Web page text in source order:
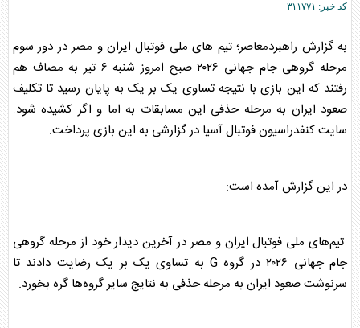
کد خبر: ۳۱۱۷۷۱
به گزارش راهبردمعاصر؛ تیم های ملی فوتبال ایران و مصر در دور سوم
مرحله گروهی جام جهانی ۲۰۲۶ صبح امروز شنبه ۶ تیر به مصاف هم
رفتند که این بازی با نتیجه تساوی یک بر یک به پایان رسید تا تکلیف
صعود ایران به مرحله حذفی این مسابقات به اما و اگر کشیده شود.
سایت کنفدراسیون فوتبال آسیا در گزارشی به این بازی پرداخت.
در این گزارش آمده است:
تیم‌های ملی فوتبال ایران و مصر در آخرین دیدار خود از مرحله گروهی
جام جهانی ۲۰۲۶ در گروه G به تساوی یک بر یک رضایت دادند تا
سرنوشت صعود ایران به مرحله حذفی به نتایج سایر گروه‌ها گره بخورد.